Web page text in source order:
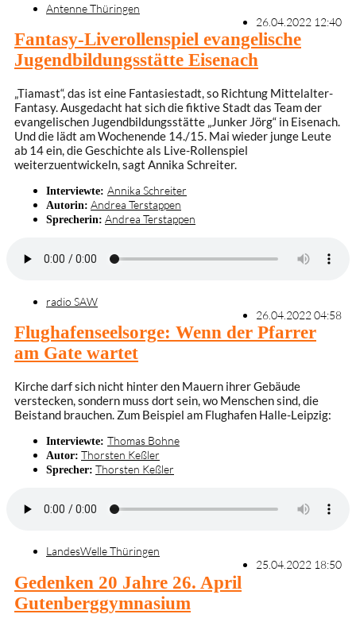
Antenne Thüringen
26.04.2022 12:40
Fantasy-Liverollenspiel evangelische
Jugendbildungsstätte Eisenach
„Tiamast“, das ist eine Fantasiestadt, so Richtung Mittelalter-
Fantasy. Ausgedacht hat sich die fiktive Stadt das Team der
evangelischen Jugendbildungsstätte „Junker Jörg“ in Eisenach.
Und die lädt am Wochenende 14./15. Mai wieder junge Leute
ab 14 ein, die Geschichte als Live-Rollenspiel
weiterzuentwickeln, sagt Annika Schreiter.
Interviewte: Annika Schreiter
Autorin: Andrea Terstappen
Sprecherin: Andrea Terstappen
radio SAW
26.04.2022 04:58
Flughafenseelsorge: Wenn der Pfarrer
am Gate wartet
Kirche darf sich nicht hinter den Mauern ihrer Gebäude
verstecken, sondern muss dort sein, wo Menschen sind, die
Beistand brauchen. Zum Beispiel am Flughafen Halle-Leipzig:
Interviewte: Thomas Bohne
Autor: Thorsten Keßler
Sprecher: Thorsten Keßler
LandesWelle Thüringen
25.04.2022 18:50
Gedenken 20 Jahre 26. April
Gutenberggymnasium